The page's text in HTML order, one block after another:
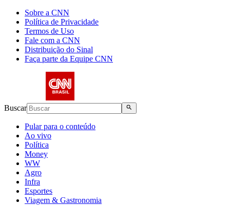
Sobre a CNN
Política de Privacidade
Termos de Uso
Fale com a CNN
Distribuição do Sinal
Faça parte da Equipe CNN
Buscar
Pular para o conteúdo
Ao vivo
Política
Money
WW
Agro
Infra
Esportes
Viagem & Gastronomia